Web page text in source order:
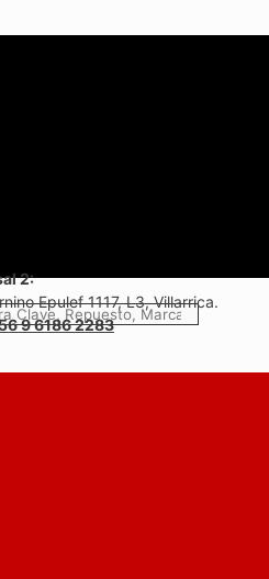
2:
Epulef 1117, L3, Villarrica.
9 6186 2283